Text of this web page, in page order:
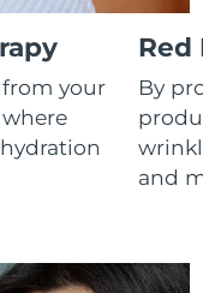
your
Red
By
and
devices
& 18% PAP gel
理
预计送达日期 8/8/26
预计送达日期 8/8/26
预计送达日期 8/8/26
预计送达日期8/8/26